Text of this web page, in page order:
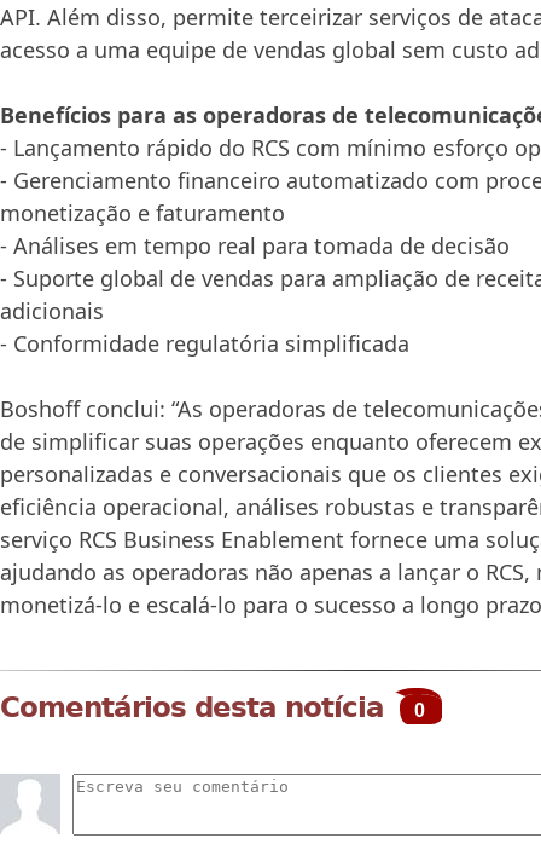
API. Além disso, permite terceirizar serviços de
acesso a uma equipe de vendas global sem custo
Benefícios para as operadoras de
- Lançamento rápido do RCS com mínimo esforço
- Gerenciamento financeiro automatizado com
monetização e faturamento
- Análises em tempo real para tomada de decisão
- Suporte global de vendas para ampliação de
adicionais
- Conformidade regulatória simplificada
Boshoff conclui: “As operadoras de
de simplificar suas operações enquanto oferecem
personalizadas e conversacionais que os clientes
eficiência operacional, análises robustas e
serviço RCS Business Enablement fornece uma
ajudando as operadoras não apenas a lançar o
monetizá-lo e escalá-lo para o sucesso a longo
Comentários desta notícia 0